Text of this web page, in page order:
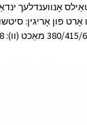
אָנווענדלעך
אָרט פון אָריגין: